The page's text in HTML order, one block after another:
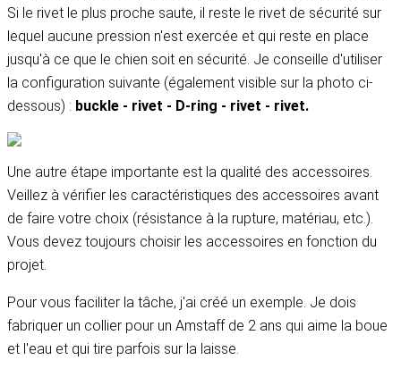
Si le rivet le plus proche saute, il reste le rivet de sécurité sur
lequel aucune pression n'est exercée et qui reste en place
jusqu'à ce que le chien soit en sécurité. Je conseille d'utiliser
la configuration suivante (également visible sur la photo ci-
dessous) : buckle - rivet - D-ring - rivet - rivet.
Une autre étape importante est la qualité des accessoires.
Veillez à vérifier les caractéristiques des accessoires avant
de faire votre choix (résistance à la rupture, matériau, etc.).
Vous devez toujours choisir les accessoires en fonction du
projet.
Pour vous faciliter la tâche, j'ai créé un exemple. Je dois
fabriquer un collier pour un Amstaff de 2 ans qui aime la boue
et l'eau et qui tire parfois sur la laisse.